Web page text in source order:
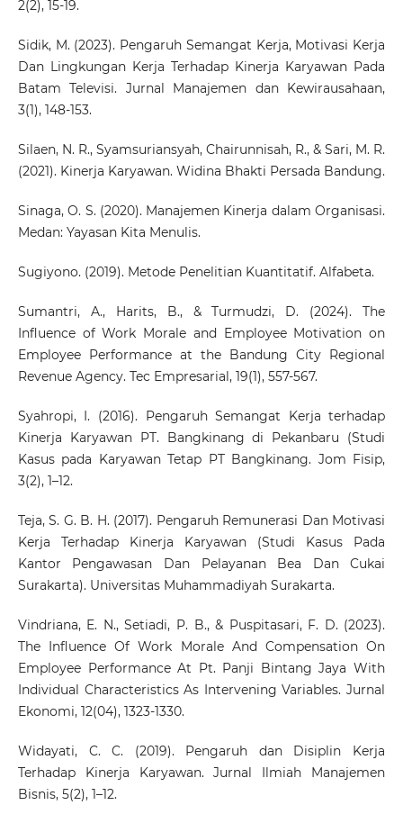
2(2), 15-19.
Sidik, M. (2023). Pengaruh Semangat Kerja, Motivasi Kerja
Dan Lingkungan Kerja Terhadap Kinerja Karyawan Pada
Batam Televisi. Jurnal Manajemen dan Kewirausahaan,
3(1), 148-153.
Silaen, N. R., Syamsuriansyah, Chairunnisah, R., & Sari, M. R.
(2021). Kinerja Karyawan. Widina Bhakti Persada Bandung.
Sinaga, O. S. (2020). Manajemen Kinerja dalam Organisasi.
Medan: Yayasan Kita Menulis.
Sugiyono. (2019). Metode Penelitian Kuantitatif. Alfabeta.
Sumantri, A., Harits, B., & Turmudzi, D. (2024). The
Influence of Work Morale and Employee Motivation on
Employee Performance at the Bandung City Regional
Revenue Agency. Tec Empresarial, 19(1), 557-567.
Syahropi, I. (2016). Pengaruh Semangat Kerja terhadap
Kinerja Karyawan PT. Bangkinang di Pekanbaru (Studi
Kasus pada Karyawan Tetap PT Bangkinang. Jom Fisip,
3(2), 1–12.
Teja, S. G. B. H. (2017). Pengaruh Remunerasi Dan Motivasi
Kerja Terhadap Kinerja Karyawan (Studi Kasus Pada
Kantor Pengawasan Dan Pelayanan Bea Dan Cukai
Surakarta). Universitas Muhammadiyah Surakarta.
Vindriana, E. N., Setiadi, P. B., & Puspitasari, F. D. (2023).
The Influence Of Work Morale And Compensation On
Employee Performance At Pt. Panji Bintang Jaya With
Individual Characteristics As Intervening Variables. Jurnal
Ekonomi, 12(04), 1323-1330.
Widayati, C. C. (2019). Pengaruh dan Disiplin Kerja
Terhadap Kinerja Karyawan. Jurnal Ilmiah Manajemen
Bisnis, 5(2), 1–12.